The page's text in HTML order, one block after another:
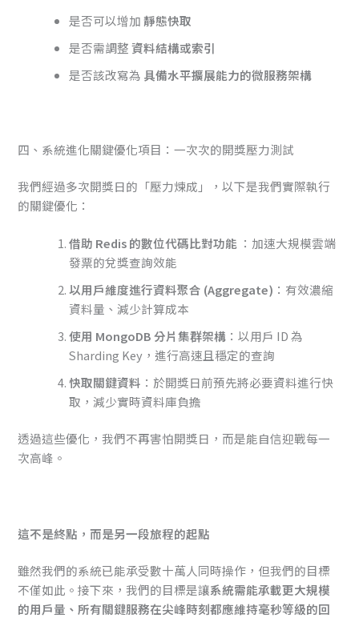
是否可以增加靜態快取
是否需調整資料結構或索引
是否該改寫為 具備水平擴展能力的微服務架構
四、系統進化關鍵優化項目：一次次的開獎壓力測試
我們經過多次開獎日的「壓力煉成」，以下是我們實際執行
的關鍵優化：
借助 Redis 的數位代碼比對功能 ：加速大規模雲端
發票的兌獎查詢效能
以用戶維度進行資料聚合 (Aggregate) ：有效濃縮
資料量、減少計算成本
使用 MongoDB 分片集群架構 ：以用戶 ID 為
Sharding Key，進行高速且穩定的查詢
快取關鍵資料 ：於開獎日前預先將必要資料進行快
取，減少實時資料庫負擔
透過這些優化，我們不再害怕開獎日，而是能自信迎戰每一
次高峰。
這不是終點，而是另一段旅程的起點
雖然我們的系統已能承受數十萬人同時操作，但我們的目標
不僅如此。接下來，我們的目標是讓系統需能承載更大規模
的用戶量、所有關鍵服務在尖峰時刻都應維持毫秒等級的回